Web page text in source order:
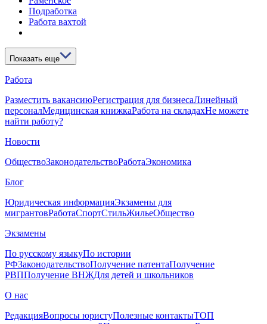
Подработка
Работа вахтой
Показать еще
Работа
Разместить вакансиюРегистрация для бизнесаЛинейный
персоналМедицинская книжкаРабота на складахНе можете
найти работу?
Новости
ОбществоЗаконодательствоРаботаЭкономика
Блог
Юридическая информацияЭкзамены для
мигрантовРаботаСпортСтильЖильеОбщество
Экзамены
По русскому языкуПо истории
РФЗаконодательствоПолучение патентаПолучение
РВППолучение ВНЖДля детей и школьников
О нас
РедакцияВопросы юристуПолезные контактыТОП